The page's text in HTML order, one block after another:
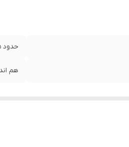
حدود ۵ گرم
هم